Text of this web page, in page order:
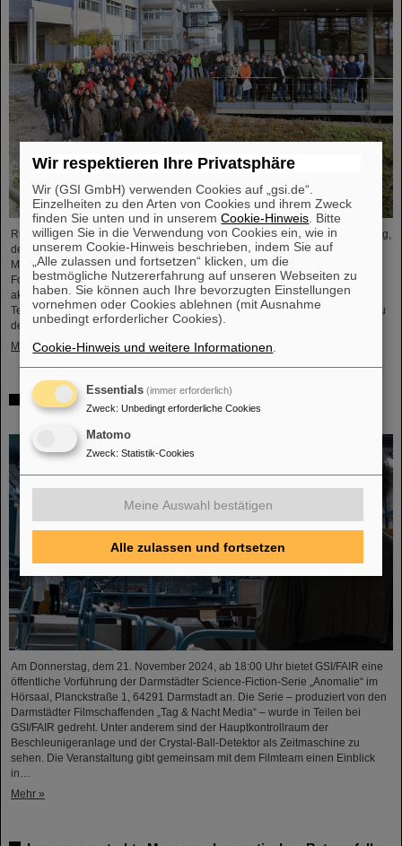
Rund 110 Oberstufenschüler*innen aus ganz Hessen besuchten am Samstag,
den 23. November, zum 25. Jubiläum der Veranstaltungsreihe „Saturday
Morning Physics“ den GSI/FAIR-Campus. In Rundgängen durch die
Forschungsanlagen erhielten die Schüler*innen spannende Einblicke in die
aktuelle physikalische Forschung, erkundeten die bestehenden GSI-
Teilchenbeschleuniger und -Experimente und informierten sich über den Bau
der internationalen Beschleunigeranlage FAIR.
Mehr »
ANOMALIE – Die Darmstädter Science-Fiction-Serie am
21.11.2024 bei GSI/FAIR erleben
Am Donnerstag, dem 21. November 2024, ab 18:00 Uhr bietet GSI/FAIR eine
öffentliche Vorführung der Darmstädter Science-Fiction-Serie „Anomalie“ im
Hörsaal, Planckstraße 1, 64291 Darmstadt an. Die Serie – produziert von den
Darmstädter Filmschaffenden „Tag & Nacht Media“ – wurde in Teilen bei
GSI/FAIR gedreht. Unter anderem sind der Hauptkontrollraum der
Beschleunigeranlage und der Crystal-Ball-Detektor als Zeitmaschine zu
sehen. Die Veranstaltung gibt gemeinsam mit dem Filmteam einen Einblick
in…
Mehr »
Wir respektieren Ihre Privatsphäre
Wir (GSI GmbH) verwenden Cookies auf „gsi.de“.
Einzelheiten zu den Arten von Cookies und ihrem Zweck
finden Sie unten und in unseremCookie-Hinweis . Bitte
willigen Sie in die Verwendung von Cookies ein, wie in
unserem Cookie-Hinweis beschrieben, indem Sie auf
„Alle zulassen und fortsetzen“ klicken, um die
bestmögliche Nutzererfahrung auf unseren Webseiten zu
haben. Sie können auch Ihre bevorzugten Einstellungen
vornehmen oder Cookies ablehnen (mit Ausnahme
unbedingt erforderlicher Cookies).
Cookie-Hinweis und weitere Informationen
Essentials (immer erforderlich)
Zweck: Unbedingt erforderliche Cookies
Matomo
Zweck: Statistik-Cookies
Meine Auswahl bestätigen
Alle zulassen und fortsetzen